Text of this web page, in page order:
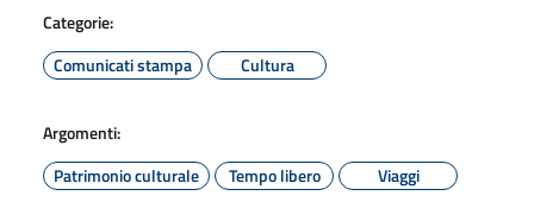
Categorie:
Comunicati stampa
Cultura
Argomenti:
Patrimonio culturale
Tempo libero Viaggi